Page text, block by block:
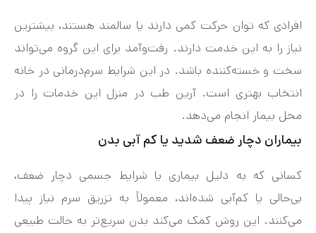
افرادی که توان حرکت کمی دارند یا سالمند هستند، بیشترین
نیاز را به این خدمت دارند. رفت‌وآمد برای این گروه می‌تواند
سخت و خسته‌کننده باشد. در این شرایط سرم‌درمانی در خانه
انتخاب بهتری است. آرین طب در منزل این خدمات را در
محل بیمار انجام می‌دهد.
بیماران دچار ضعف شدید یا کم‌ آبی بدن
کسانی که به دلیل بیماری یا شرایط جسمی دچار ضعف،
بی‌حالی یا کم‌آبی شده‌اند، معمولاً به تزریق سرم نیاز پیدا
می‌کنند. این روش کمک می‌کند بدن سریع‌تر به حالت طبیعی